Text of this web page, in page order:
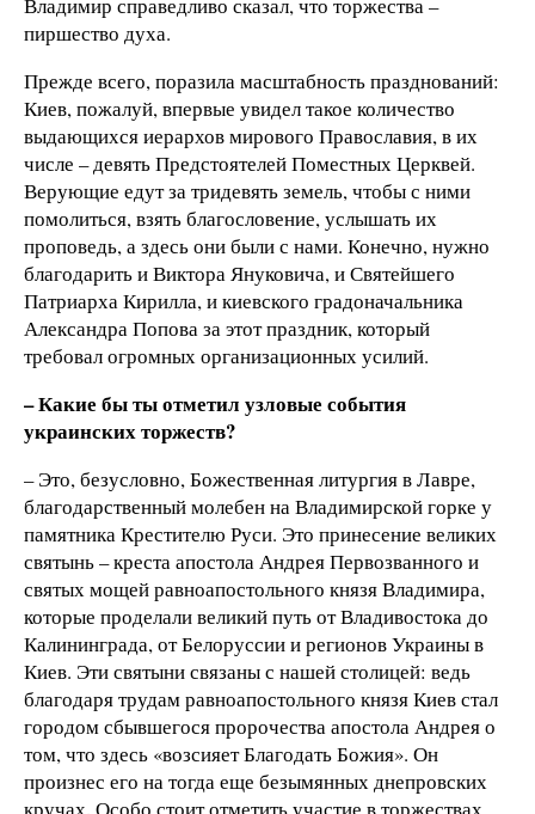
Владимир справедливо сказал, что торжества –
пиршество духа.
Прежде всего, поразила масштабность празднований:
Киев, пожалуй, впервые увидел такое количество
выдающихся иерархов мирового Православия, в их
числе – девять Предстоятелей Поместных Церквей.
Верующие едут за тридевять земель, чтобы с ними
помолиться, взять благословение, услышать их
проповедь, а здесь они были с нами. Конечно, нужно
благодарить и Виктора Януковича, и Святейшего
Патриарха Кирилла, и киевского градоначальника
Александра Попова за этот праздник, который
требовал огромных организационных усилий.
– Какие бы ты отметил узловые события
украинских торжеств?
– Это, безусловно, Божественная литургия в Лавре,
благодарственный молебен на Владимирской горке у
памятника Крестителю Руси. Это принесение великих
святынь – креста апостола Андрея Первозванного и
святых мощей равноапостольного князя Владимира,
которые проделали великий путь от Владивостока до
Калининграда, от Белоруссии и регионов Украины в
Киев. Эти святыни связаны с нашей столицей: ведь
благодаря трудам равноапостольного князя Киев стал
городом сбывшегося пророчества апостола Андрея о
том, что здесь «возсияет Благодать Божия». Он
произнес его на тогда еще безымянных днепровских
кручах. Особо стоит отметить участие в торжествах